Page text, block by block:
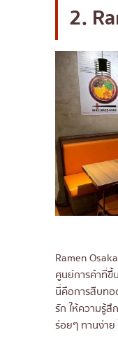
2.
Ramen
ศูนย์การค้าที่ขึ้
นี่คือการสืบท
รัก ให้ความรู้
ร่อยๆ ทานง่า